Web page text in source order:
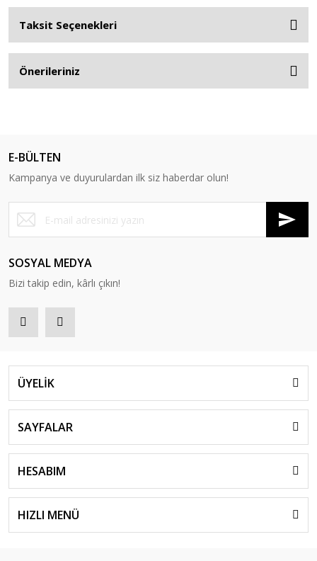
Taksit Seçenekleri
Önerileriniz
E-BÜLTEN
Kampanya ve duyurulardan ilk siz haberdar olun!
SOSYAL MEDYA
Bizi takip edin, kârlı çıkın!
ÜYELİK
SAYFALAR
HESABIM
HIZLI MENÜ